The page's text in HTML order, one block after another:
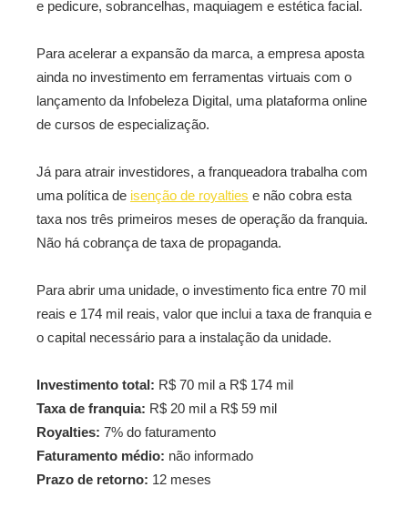
e pedicure, sobrancelhas, maquiagem e estética facial.
Para acelerar a expansão da marca, a empresa aposta
ainda no investimento em ferramentas virtuais com o
lançamento da Infobeleza Digital, uma plataforma online
de cursos de especialização.
Já para atrair investidores, a franqueadora trabalha com
uma política de isenção de royalties e não cobra esta
taxa nos três primeiros meses de operação da franquia.
Não há cobrança de taxa de propaganda.
Para abrir uma unidade, o investimento fica entre 70 mil
reais e 174 mil reais, valor que inclui a taxa de franquia e
o capital necessário para a instalação da unidade.
Investimento total: R$ 70 mil a R$ 174 mil
Taxa de franquia: R$ 20 mil a R$ 59 mil
Royalties: 7% do faturamento
Faturamento médio: não informado
Prazo de retorno: 12 meses